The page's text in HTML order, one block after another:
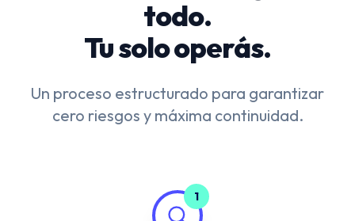
todo.
Tu solo operás.
Un proceso estructurado para garantizar
cero riesgos y máxima continuidad.
1